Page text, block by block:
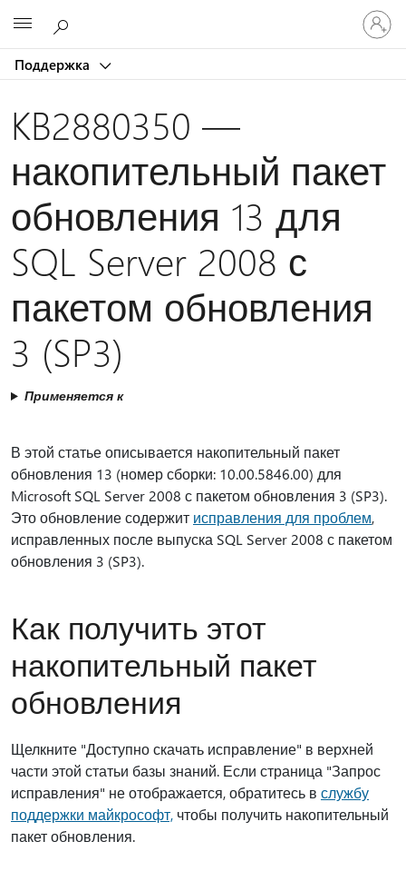
Поддержка
KB2880350 —
накопительный пакет
обновления 13 для
SQL Server 2008 с
пакетом обновления
3 (SP3)
Применяется к
В этой статье описывается накопительный пакет
обновления 13 (номер сборки: 10.00.5846.00) для
Microsoft SQL Server 2008 с пакетом обновления 3 (SP3).
Это обновление содержит исправления для проблем,
исправленных после выпуска SQL Server 2008 с пакетом
обновления 3 (SP3).
Как получить этот
накопительный пакет
обновления
Щелкните "Доступно скачать исправление" в верхней
части этой статьи базы знаний. Если страница "Запрос
исправления" не отображается, обратитесь в службу
поддержки майкрософт, чтобы получить накопительный
пакет обновления.